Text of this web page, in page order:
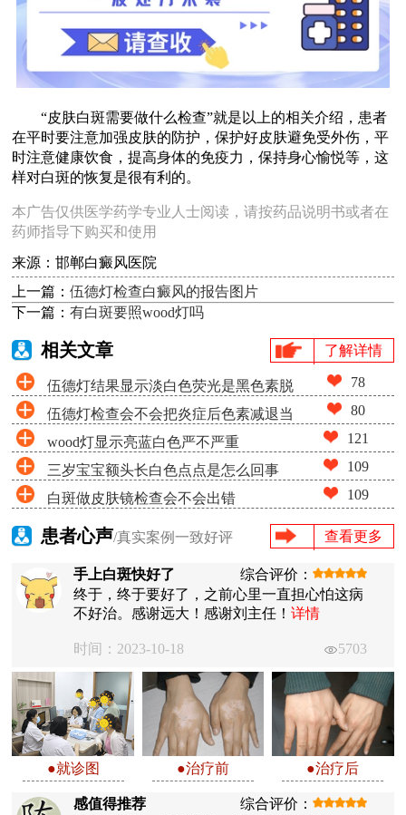
“皮肤白斑需要做什么检查”就是以上的相关介绍，患者
在平时要注意加强皮肤的防护，保护好皮肤避免受外伤，平
时注意健康饮食，提高身体的免疫力，保持身心愉悦等，这
样对白斑的恢复是很有利的。
本广告仅供医学药学专业人士阅读，请按药品说明书或者在
药师指导下购买和使用
来源：邯郸白癜风医院
上一篇：伍德灯检查白癜风的报告图片
下一篇：有白斑要照wood灯吗
相关文章 了解详情
伍德灯结果显示淡白色荧光是黑色素脱
失很少吗
78
伍德灯检查会不会把炎症后色素减退当
成白癜风
80
wood灯显示亮蓝白色严不严重 121
三岁宝宝额头长白色点点是怎么回事 109
白斑做皮肤镜检查会不会出错 109
患者心声/真实案例一致好评 查看更多
手上白斑快好了
综合评价：
终于，终于要好了，之前心里一直担心怕这病
不好治。感谢远大！感谢刘主任！详情
时间：2023-10-18 5703
●就诊图 ●治疗前 ●治疗后
感值得推荐
综合评价：